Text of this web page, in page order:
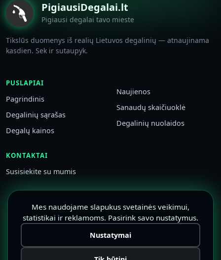
PigiausiDegalai.lt
Pigiausi degalai tavo mieste
Tikslūs duomenys iš realių Lietuvos degalinių — atnaujinama
kasdien. Sek ir sutaupyk.
PUSLAPIAI
Pagrindinis
Degalinių sąrašas
Degalų kainos
Naujienos
Sanaudų skaičiuoklė
Degalinių nuolaidos
KONTAKTAI
Susisiekite su mumis
Mes naudojame slapukus svetainės veikimui,
statistikai ir reklamoms. Pasirink savo nustatymus.
Nustatymai